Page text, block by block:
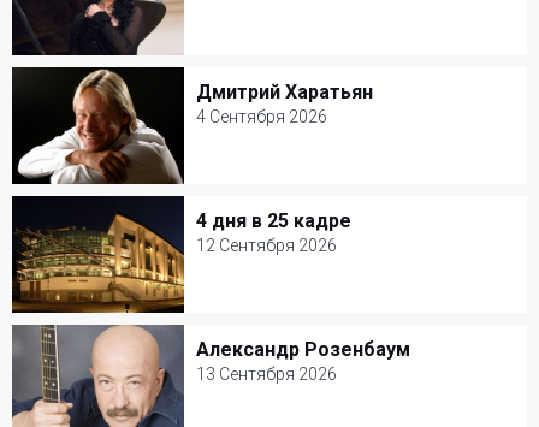
1 Сентября 2026
Театр Вахтангова
Классическая музыка
Дмитрий Харатьян
4 Сентября 2026
Дмитрий Харатьян
4 Сентября 2026
Джаз-клуб Игоря Бутмана
Популярная музыка
4 дня в 25 кадре
12 Сентября 2026
4 дня в 25 кадре
12 Сентября 2026
Мастерская Петра Фоменко
Творческий вечер
Александр Розенбаум
13 Сентября 2026
Александр Розенбаум
13 Сентября 2026